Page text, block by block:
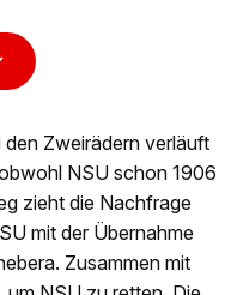
Zweirädern verläuft
NSU schon 1906
zieht die Nachfrage
mit der Übernahme
Zusammen mit